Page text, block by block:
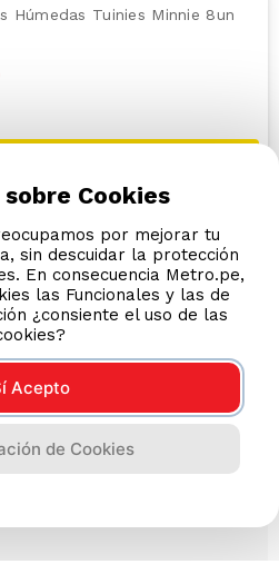
Húmedas Tuinies Minnie 8un
Cookies
por mejorar tu
sin descuidar la protección
En consecuencia Metro.pe,
las Funcionales y las de
¿consiente el uso de las
Acepto
de Cookies